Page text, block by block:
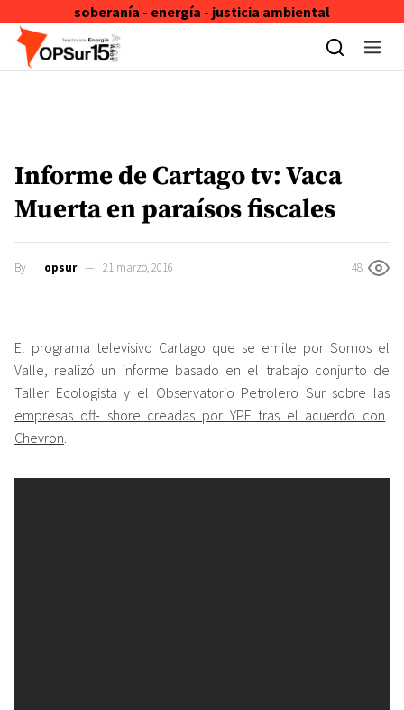
soberanía - energía - justicia ambiental
Skip to content
Informe de Cartago tv: Vaca
Muerta en paraísos fiscales
By opsur 21 marzo, 2016 48
El programa televisivo Cartago que se emite por Somos el
Valle, realizó un informe basado en el trabajo conjunto de
Taller Ecologista y el Observatorio Petrolero Sur sobre las
empresas off- shore creadas por YPF tras el acuerdo con
Chevron